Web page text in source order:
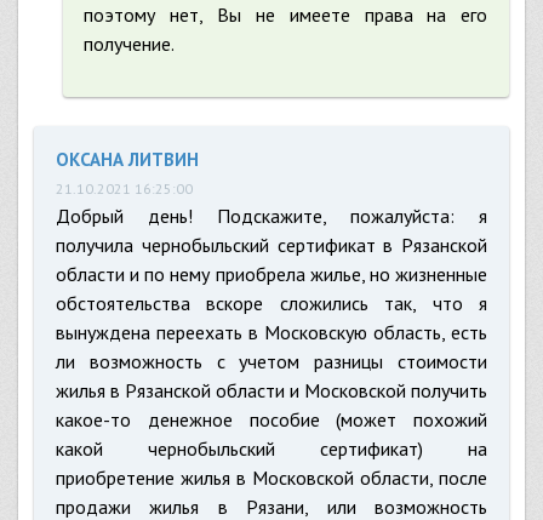
поэтому нет, Вы не имеете права на его
получение.
ОКСАНА ЛИТВИН
21.10.2021 16:25:00
Добрый день! Подскажите, пожалуйста: я
получила чернобыльский сертификат в Рязанской
области и по нему приобрела жилье, но жизненные
обстоятельства вскоре сложились так, что я
вынуждена переехать в Московскую область, есть
ли возможность с учетом разницы стоимости
жилья в Рязанской области и Московской получить
какое-то денежное пособие (может похожий
какой чернобыльский сертификат) на
приобретение жилья в Московской области, после
продажи жилья в Рязани, или возможность